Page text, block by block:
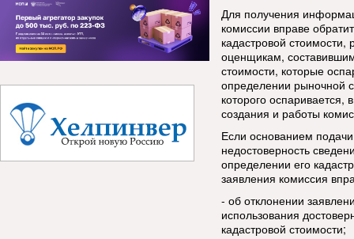
Для получения
комиссии вправе
кадастровой
оценщикам,
стоимости, которые
определении рыночной
которого
создания и работы
Если основанием
недостоверность
определении его
заявления комиссия
- об отклонении
использования
кадастровой стоимости;